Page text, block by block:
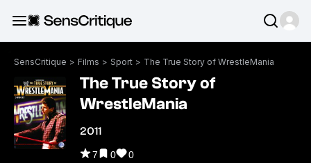
SensCritique > Films > Sport > The True Story of WrestleMania
The True Story of
WrestleMania
2011
7 0 0